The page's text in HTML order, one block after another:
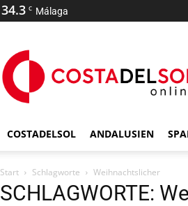
34.3 C Málaga
COSTADELSOL ANDALUSIEN
Start Schlagworte Weihnachtslicher
SCHLAGWORTE: